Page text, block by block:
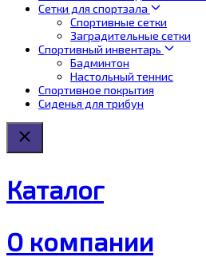
Сетки для спортзала
Спортивные сетки
Заградительные сетки
Спортивный инвентарь
Бадминтон
Настольный теннис
Спортивное покрытия
Сиденья для трибун
Каталог
О компании